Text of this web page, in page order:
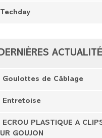
Techday
Goulottes de Câblage
Entretoise
ECROU PLASTIQUE A
GOUJON